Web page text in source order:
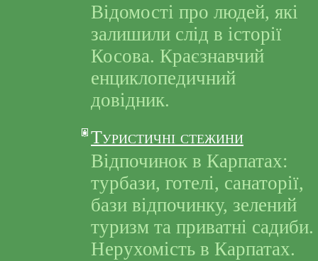
Відомості про людей, які
залишили слід в історії
Косова. Краєзнавчий
енциклопедичний
довідник.
Туристичні стежини
Відпочинок в Карпатах:
турбази, готелі, санаторії,
бази відпочинку, зелений
туризм та приватні садиби.
Нерухомість в Карпатах.